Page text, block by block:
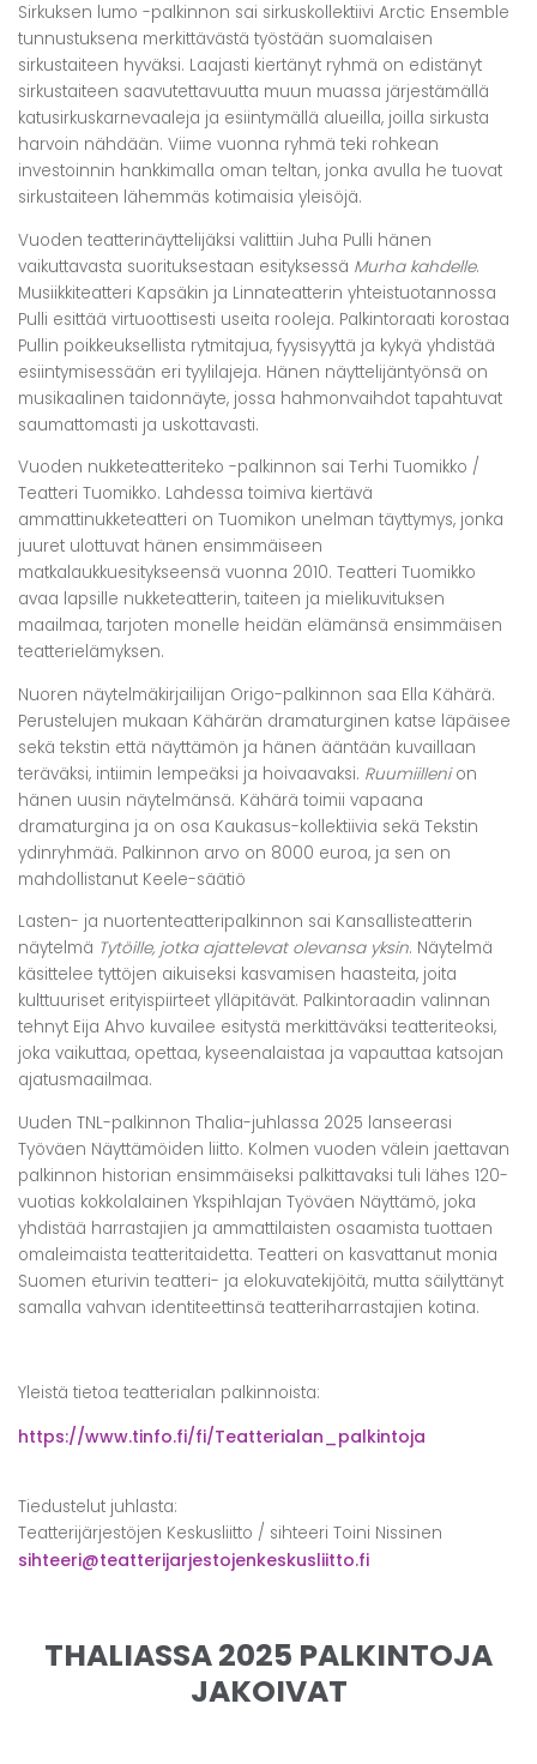
Sirkuksen lumo -palkinnon sai sirkuskollektiivi Arctic Ensemble
tunnustuksena merkittävästä työstään suomalaisen
sirkustaiteen hyväksi. Laajasti kiertänyt ryhmä on edistänyt
sirkustaiteen saavutettavuutta muun muassa järjestämällä
katusirkuskarnevaaleja ja esiintymällä alueilla, joilla sirkusta
harvoin nähdään. Viime vuonna ryhmä teki rohkean
investoinnin hankkimalla oman teltan, jonka avulla he tuovat
sirkustaiteen lähemmäs kotimaisia yleisöjä.
Vuoden teatterinäyttelijäksi valittiin Juha Pulli hänen
vaikuttavasta suorituksestaan esityksessä Murha kahdelle.
Musiikkiteatteri Kapsäkin ja Linnateatterin yhteistuotannossa
Pulli esittää virtuoottisesti useita rooleja. Palkintoraati korostaa
Pullin poikkeuksellista rytmitajua, fyysisyyttä ja kykyä yhdistää
esiintymisessään eri tyylilajeja. Hänen näyttelijäntyönsä on
musikaalinen taidonnäyte, jossa hahmonvaihdot tapahtuvat
saumattomasti ja uskottavasti.
Vuoden nukketeatteriteko -palkinnon sai Terhi Tuomikko /
Teatteri Tuomikko. Lahdessa toimiva kiertävä
ammattinukketeatteri on Tuomikon unelman täyttymys, jonka
juuret ulottuvat hänen ensimmäiseen
matkalaukkuesitykseensä vuonna 2010. Teatteri Tuomikko
avaa lapsille nukketeatterin, taiteen ja mielikuvituksen
maailmaa, tarjoten monelle heidän elämänsä ensimmäisen
teatterielämyksen.
Nuoren näytelmäkirjailijan Origo-palkinnon saa Ella Kähärä.
Perustelujen mukaan Kähärän dramaturginen katse läpäisee
sekä tekstin että näyttämön ja hänen ääntään kuvaillaan
teräväksi, intiimin lempeäksi ja hoivaavaksi. Ruumiillenion
hänen uusin näytelmänsä. Kähärä toimii vapaana
dramaturgina ja on osa Kaukasus-kollektiivia sekä Tekstin
ydinryhmää. Palkinnon arvo on 8000 euroa, ja sen on
mahdollistanut Keele-säätiö
Lasten- ja nuortenteatteripalkinnon sai Kansallisteatterin
näytelmä Tytöille, jotka ajattelevat olevansa yksin. Näytelmä
käsittelee tyttöjen aikuiseksi kasvamisen haasteita, joita
kulttuuriset erityispiirteet ylläpitävät. Palkintoraadin valinnan
tehnyt Eija Ahvo kuvailee esitystä merkittäväksi teatteriteoksi,
joka vaikuttaa, opettaa, kyseenalaistaa ja vapauttaa katsojan
ajatusmaailmaa.
Uuden TNL-palkinnon Thalia-juhlassa 2025 lanseerasi
Työväen Näyttämöiden liitto. Kolmen vuoden välein jaettavan
palkinnon historian ensimmäiseksi palkittavaksi tuli lähes 120-
vuotias kokkolalainen Ykspihlajan Työväen Näyttämö, joka
yhdistää harrastajien ja ammattilaisten osaamista tuottaen
omaleimaista teatteritaidetta. Teatteri on kasvattanut monia
Suomen eturivin teatteri- ja elokuvatekijöitä, mutta säilyttänyt
samalla vahvan identiteettinsä teatteriharrastajien kotina.
Yleistä tietoa teatterialan palkinnoista:
https://www.tinfo.fi/fi/Teatterialan_palkintoja
Tiedustelut juhlasta:
Teatterijärjestöjen Keskusliitto / sihteeri Toini Nissinen
sihteeri@teatterijarjestojenkeskusliitto.fi
THALIASSA 2025 PALKINTOJA
JAKOIVAT